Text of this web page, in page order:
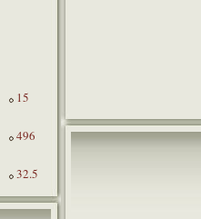
15
496
32.5